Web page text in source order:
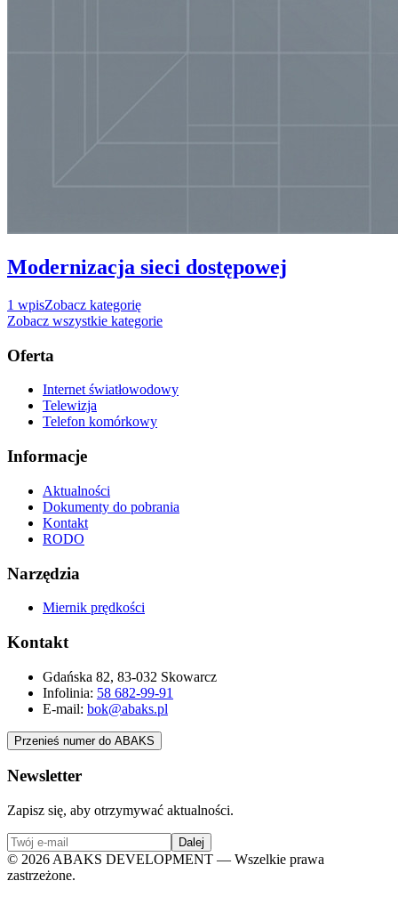
Modernizacja sieci dostępowej
1 wpisZobacz kategorię
Zobacz wszystkie kategorie
Oferta
Internet światłowodowy
Telewizja
Telefon komórkowy
Informacje
Aktualności
Dokumenty do pobrania
Kontakt
RODO
Narzędzia
Miernik prędkości
Kontakt
Gdańska 82, 83-032 Skowarcz
Infolinia: 58 682-99-91
E-mail: bok@abaks.pl
Przenieś numer do ABAKS
Newsletter
Zapisz się, aby otrzymywać aktualności.
Dalej
© 2026 ABAKS DEVELOPMENT — Wszelkie prawa
zastrzeżone.